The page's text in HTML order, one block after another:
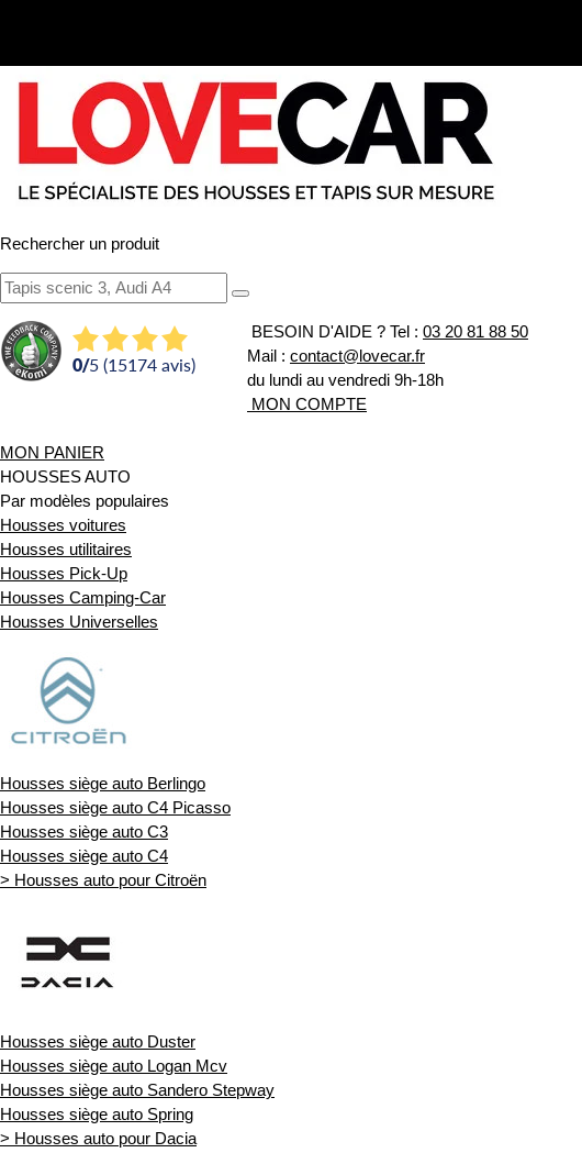
Rechercher un produit
0/5 (15174 avis)
BESOIN D'AIDE ? Tel : 03 20 81 88 50
Mail : contact@lovecar.fr
du lundi au vendredi 9h-18h
MON COMPTE
MON PANIER
HOUSSES AUTO
Par modèles populaires
Housses voitures
Housses utilitaires
Housses Pick-Up
Housses Camping-Car
Housses Universelles
Housses siège auto Berlingo
Housses siège auto C4 Picasso
Housses siège auto C3
Housses siège auto C4
> Housses auto pour Citroën
Housses siège auto Duster
Housses siège auto Logan Mcv
Housses siège auto Sandero Stepway
Housses siège auto Spring
> Housses auto pour Dacia